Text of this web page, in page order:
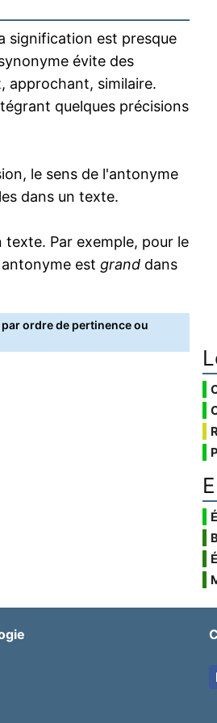
signification est presque
évite des
approchant, similaire.
quelques précisions
le sens de l'antonyme
dans un texte.
Par exemple, pour le
est grand dans
ordre de pertinence ou